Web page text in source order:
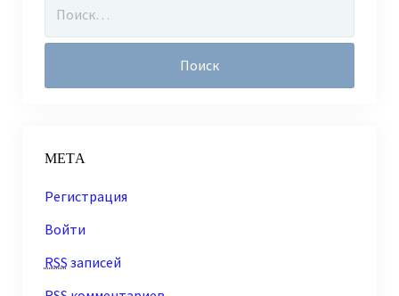
МЕТА
Регистрация
Войти
RSS записей